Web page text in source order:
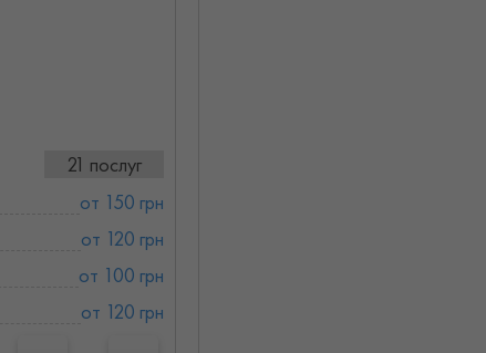
21 послуг
от 150 грн
от 120 грн
от 100 грн
от 120 грн